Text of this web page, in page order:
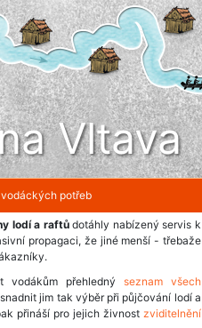
Vltava
potřeb
lodí a raftůdotáhly nabízený servis k
propagaci, že jiné menší - třebaže
vodákům přehlednýseznam všech
jim tak výběr při půjčování lodí a
přináší pro jejich živnost zviditelnění